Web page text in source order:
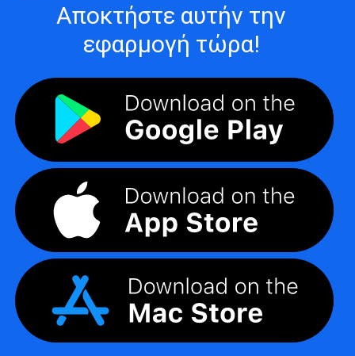
Αποκτήστε αυτήν την
εφαρμογή τώρα!